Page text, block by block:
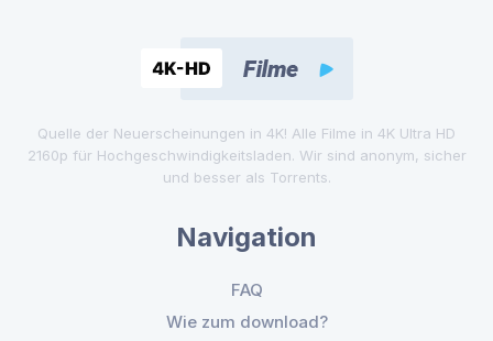
Quelle der Neuerscheinungen in 4K! Alle Filme in 4K Ultra HD
2160p für Hochgeschwindigkeitsladen. Wir sind anonym, sicher
und besser als Torrents.
Navigation
FAQ
Wie zum download?